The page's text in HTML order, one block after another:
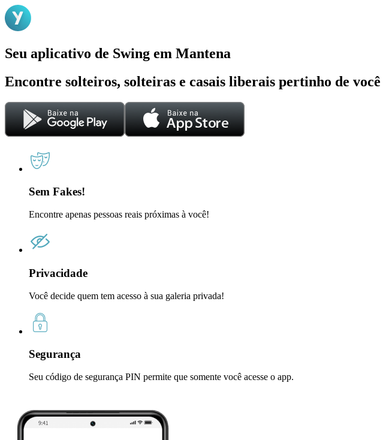
Seu aplicativo de Swing em Mantena
Encontre solteiros, solteiras e casais liberais pertinho de você
Sem Fakes!
Encontre apenas pessoas reais próximas à você!
Privacidade
Você decide quem tem acesso à sua galeria privada!
Segurança
Seu código de segurança PIN permite que somente você acesse o app.